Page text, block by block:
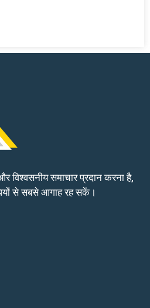
विश्वसनीय समाचार प्रदान करना है,
से सबसे आगाह रह सकें।